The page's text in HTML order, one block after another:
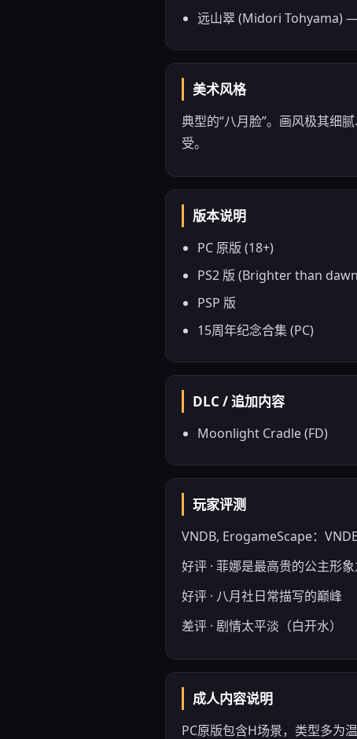
远山翠 (Midori Tohyama) —
美术风格
典型的“八月脸”。画风极其细
受。
版本说明
PC 原版 (18+)
PS2 版 (Brighter than
PSP 版
15周年纪念合集 (PC)
DLC / 追加内容
Moonlight Cradle (FD)
玩家评测
VNDB, ErogameScape：
好评 · 菲娜是最高贵的公主形
好评 · 八月社日常描写的巅峰
差评 · 剧情太平淡（白开水）
成人内容说明
PC原版包含H场景，类型多为